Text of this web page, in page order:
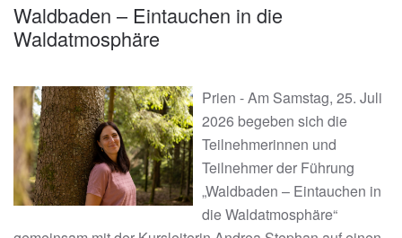
Waldbaden – Eintauchen in die
Waldatmosphäre
Prien - Am Samstag, 25. Juli
2026 begeben sich die
Teilnehmerinnen und
Teilnehmer der Führung
„Waldbaden – Eintauchen in
die Waldatmosphäre“